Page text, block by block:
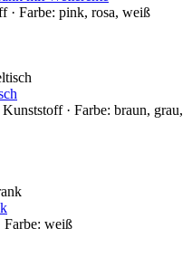
· Farbe: pink, rosa, weiß
· Farbe: braun, grau,
Farbe: weiß